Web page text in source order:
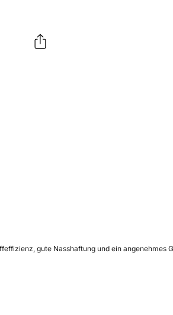
gute Nasshaftung und ein